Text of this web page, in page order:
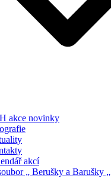
akce novinky
akcí
„ Berušky a Barušky „